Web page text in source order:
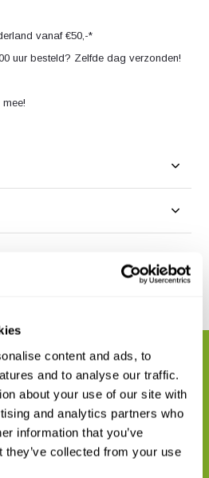
content and ads, to
and to analyse our traffic.
about your use of our site with
and analytics partners who
information that you’ve
they’ve collected from your use
vanaf €50,-*
uur besteld? Zelfde dag verzonden!